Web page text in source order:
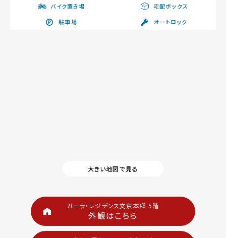
バイク置き場
宅配ボックス
駐車場
オートロック
大きい地図で見る
ガーラ・レジデンス文京本郷 5階
外観はこちら